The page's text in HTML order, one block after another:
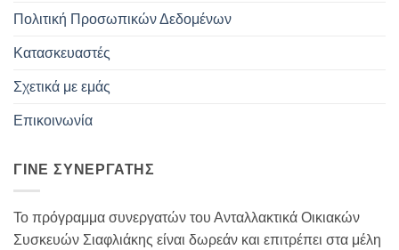
Πολιτική Προσωπικών Δεδομένων
Κατασκευαστές
Σχετικά με εμάς
Επικοινωνία
ΓΊΝΕ ΣΥΝΕΡΓΆΤΗΣ
Το πρόγραμμα συνεργατών του Ανταλλακτικά Οικιακών
Συσκευών Σιαφλιάκης είναι δωρεάν και επιτρέπει στα μέλη